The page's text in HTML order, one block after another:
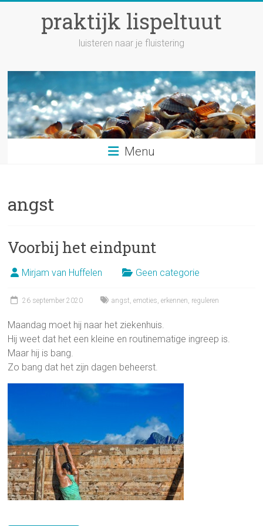
praktijk lispeltuut
luisteren naar je fluistering
Menu
angst
Voorbij het eindpunt
Mirjam van Huffelen Geen categorie
26 september 2020 angst ,emoties ,erkennen reguleren
Maandag moet hij naar het ziekenhuis.
Hij weet dat het een kleine en routinematige ingreep is.
Maar hij is bang.
Zo bang dat het zijn dagen beheerst.